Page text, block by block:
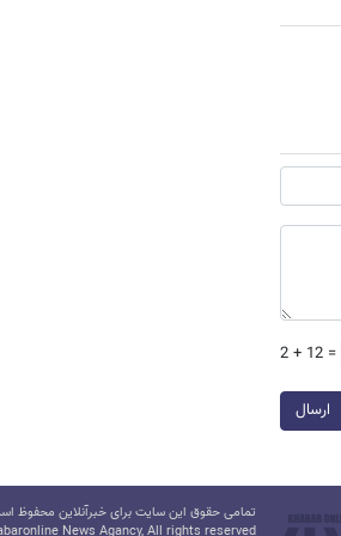
2 + 12 =
ارسال
تمامی حقوق این سایت برای خبرآنلاین محفوظ